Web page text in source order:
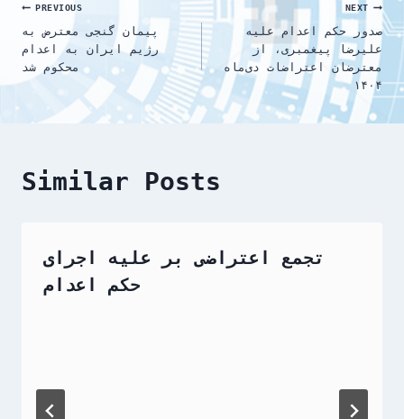
Post
navigation
PREVIOUS
پیمان گنجی معترض به
رژیم ایران به اعدام
محکوم شد
NEXT
صدور حکم اعدام علیه
علیرضا پیغمبری، از
معترضان اعتراضات دی‌ماه
۱۴۰۴
Similar Posts
تجمع اعتراضی بر علیه اجرای
حکم اعدام